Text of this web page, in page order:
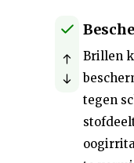
Brillen
tegen